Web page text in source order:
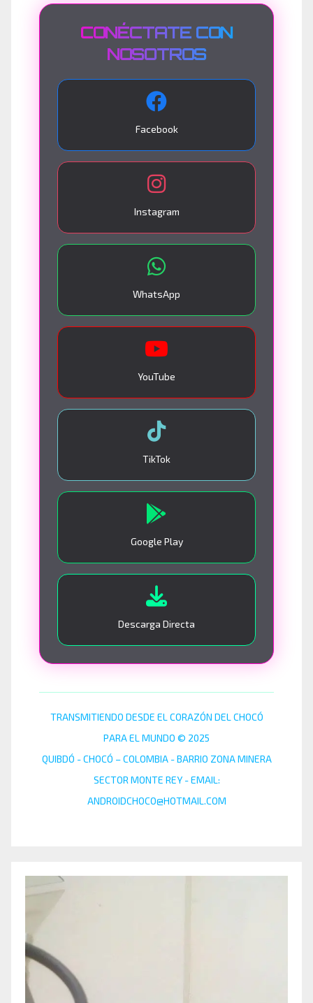
CONÉCTATE CON
NOSOTROS
Facebook
Instagram
WhatsApp
YouTube
TikTok
Google Play
Descarga Directa
TRANSMITIENDO DESDE EL CORAZÓN DEL CHOCÓ
PARA EL MUNDO © 2025
QUIBDÓ - CHOCÓ – COLOMBIA - BARRIO ZONA MINERA
SECTOR MONTE REY - EMAIL:
ANDROIDCHOCO@HOTMAIL.COM